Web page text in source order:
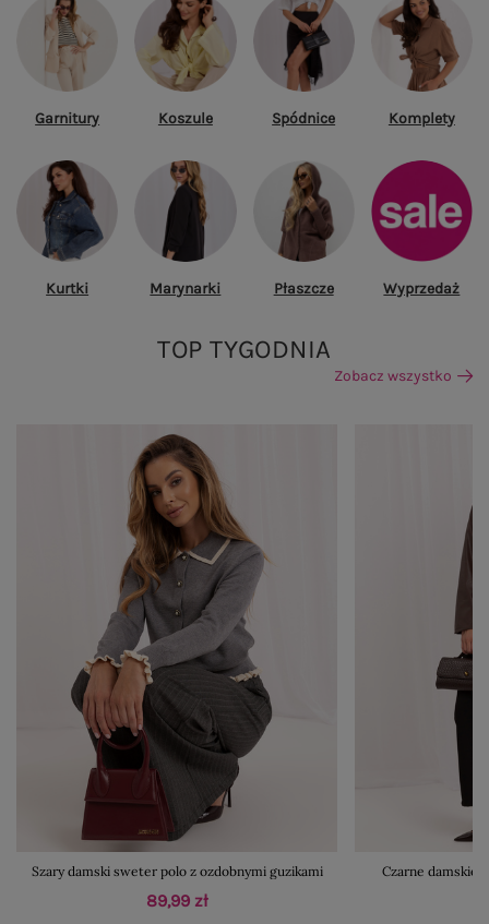
Garnitury Koszule Spódnice Komplety
Kurtki Marynarki Płaszcze Wyprzedaż
TOP TYGODNIA
Zobacz wszystko
Szary damski sweter polo z ozdobnymi guzikami
89,99 zł
Czarne damskie